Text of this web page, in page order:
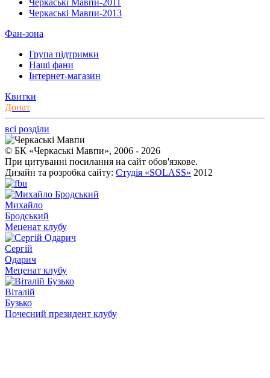
Черкаські Мавпи-2013
Фан-зона
Група підтримки
Наші фани
Інтернет-магазин
Квитки
Донат
всі розділи
© БК «Черкаські Мавпи», 2006 - 2026
При цитуванні посилання на сайт обов'язкове.
Дизайн та розробка сайту: Студія «SOLASS» 2012
Михайло
Бродський
Меценат клубу
Сергій
Одарич
Меценат клубу
Віталій
Бузько
Почесний президент клубу